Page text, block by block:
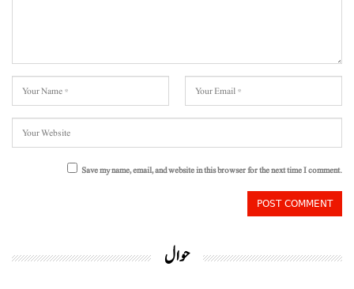
Save my name, email, and website in this browser for the next time I comment.
حوال